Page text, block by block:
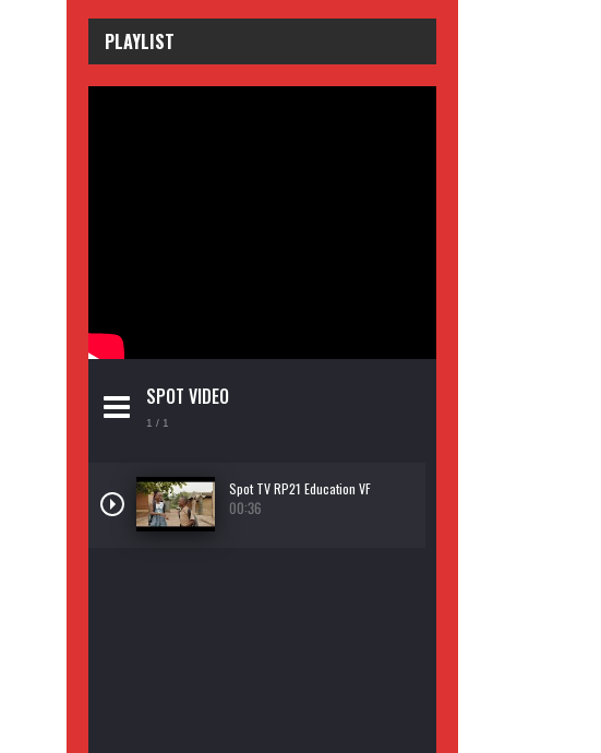
PLAYLIST
SPOT VIDEO
1 / 1
Spot TV RP21 Education VF
00:36